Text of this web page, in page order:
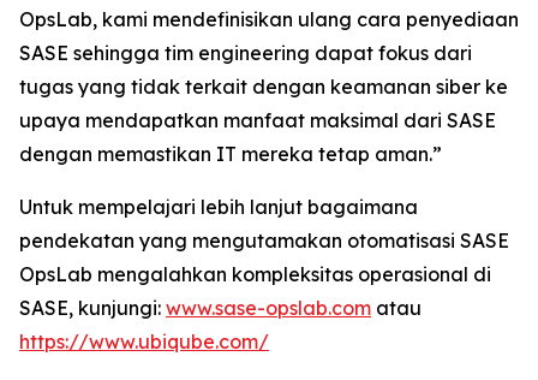
OpsLab, kami mendefinisikan ulang cara penyediaan
SASE sehingga tim engineering dapat fokus dari
tugas yang tidak terkait dengan keamanan siber ke
upaya mendapatkan manfaat maksimal dari SASE
dengan memastikan IT mereka tetap aman.”
Untuk mempelajari lebih lanjut bagaimana
pendekatan yang mengutamakan otomatisasi SASE
OpsLab mengalahkan kompleksitas operasional di
SASE, kunjungi: www.sase-opslab.com atau
https://www.ubiqube.com/